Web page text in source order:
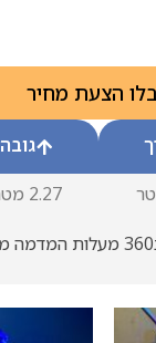
הצעת מחיר
גובה
2.27 מטר